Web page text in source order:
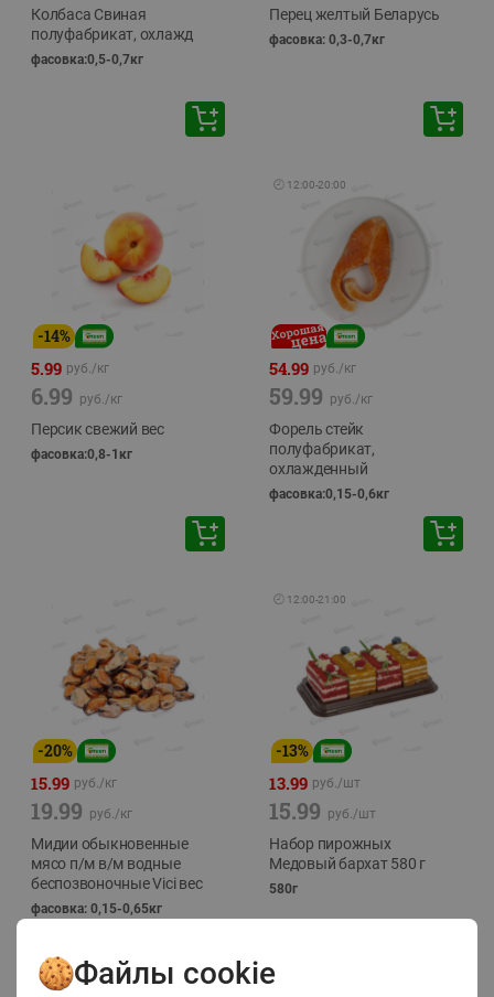
Колбаса Свиная
полуфабрикат, охлажд
фасовка:0,5-0,7кг
Перец желтый Беларусь
фасовка: 0,3-0,7кг
-14%
5.99 руб./кг
6.99 руб./кг
Персик свежий вес
фасовка:0,8-1кг
🕘 12:00-20:00
54.99 руб./кг
59.99 руб./кг
Форель стейк
полуфабрикат,
охлажденный
фасовка:0,15-0,6кг
-20%
15.99 руб./кг
19.99 руб./кг
Мидии обыкновенные
мясо п/м в/м водные
беспозвоночные Vici вес
фасовка: 0,15-0,65кг
🕘 12:00-21:00
-13%
13.99 руб./шт
15.99 руб./шт
Набор пирожных
Медовый бархат 580 г
580г
Файлы cookie